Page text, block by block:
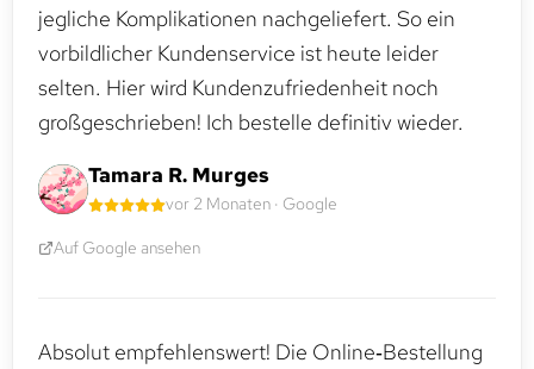
jegliche Komplikationen nachgeliefert. So ein
vorbildlicher Kundenservice ist heute leider
selten. Hier wird Kundenzufriedenheit noch
großgeschrieben! Ich bestelle definitiv wieder.
Tamara R. Murges
vor 2 Monaten · Google
Auf Google ansehen
Absolut empfehlenswert! Die Online‑Bestellung